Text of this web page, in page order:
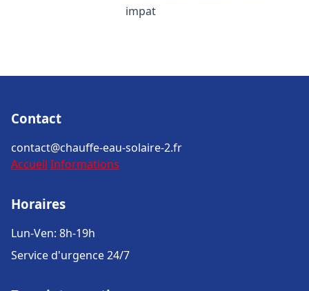
impat
Contact
contact@chauffe-eau-solaire-2.fr
Accueil Informations
Horaires
Lun-Ven: 8h-19h
Service d'urgence 24/7